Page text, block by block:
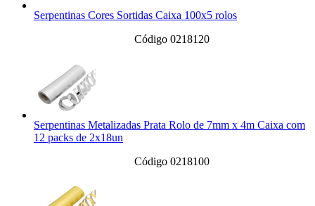
Serpentinas Cores Sortidas Caixa 100x5 rolos
Código 0218120
Serpentinas Metalizadas Prata Rolo de 7mm x 4m Caixa com
12 packs de 2x18un
Código 0218100